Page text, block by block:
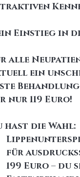
Einstieg in
alle
ein
nur 119 Euro!
hast die Wahl:
für
199 Euro – du